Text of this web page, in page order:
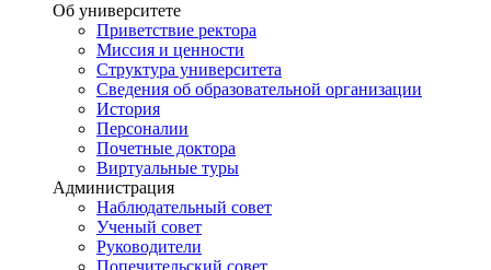
Об университете
Приветствие ректора
Миссия и ценности
Структура университета
Сведения об образовательной организации
История
Персоналии
Почетные доктора
Виртуальные туры
Администрация
Наблюдательный совет
Ученый совет
Руководители
Попечительский совет